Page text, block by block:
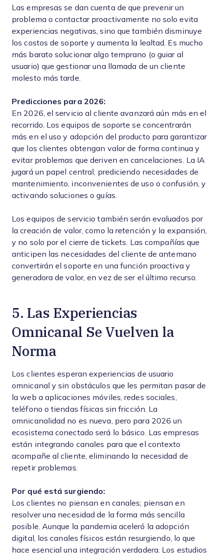
Las empresas se dan cuenta de que prevenir un
problema o contactar proactivamente no solo evita
experiencias negativas, sino que también disminuye
los costos de soporte y aumenta la lealtad. Es mucho
más barato solucionar algo temprano (o guiar al
usuario) que gestionar una llamada de un cliente
molesto más tarde.
Predicciones para 2026:
En 2026, el servicio al cliente avanzará aún más en el
recorrido. Los equipos de soporte se concentrarán
más en el uso y adopción del producto para garantizar
que los clientes obtengan valor de forma continua y
evitar problemas que deriven en cancelaciones. La IA
jugará un papel central, prediciendo necesidades de
mantenimiento, inconvenientes de uso o confusión, y
activando soluciones o guías.
Los equipos de servicio también serán evaluados por
la creación de valor, como la retención y la expansión,
y no solo por el cierre de tickets. Las compañías que
anticipen las necesidades del cliente de antemano
convertirán el soporte en una función proactiva y
generadora de valor, en vez de ser el último recurso.
5. Las Experiencias
Omnicanal Se Vuelven la
Norma
Los clientes esperan experiencias de usuario
omnicanal y sin obstáculos que les permitan pasar de
la web a aplicaciones móviles, redes sociales,
teléfono o tiendas físicas sin fricción. La
omnicanalidad no es nueva, pero para 2026 un
ecosistema conectado será lo básico. Las empresas
están integrando canales para que el contexto
acompañe al cliente, eliminando la necesidad de
repetir problemas.
Por qué está surgiendo:
Los clientes no piensan en canales; piensan en
resolver una necesidad de la forma más sencilla
posible. Aunque la pandemia aceleró la adopción
digital, los canales físicos están resurgiendo, lo que
hace esencial una integración verdadera. Los estudios